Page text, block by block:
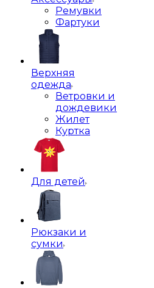
Ремувки
Фартуки
Верхняя
одежда
Ветровки и
дождевики
Жилет
Куртка
Для детей
Рюкзаки и
сумки